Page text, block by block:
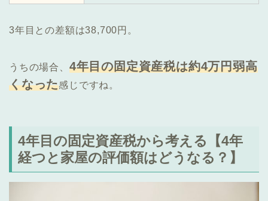
3年目との差額は38,700円。
うちの場合、 4年目の固定資産税は約4万円弱高
くなった感じですね。
4年目の固定資産税から考える【4年
経つと家屋の評価額はどうなる？】